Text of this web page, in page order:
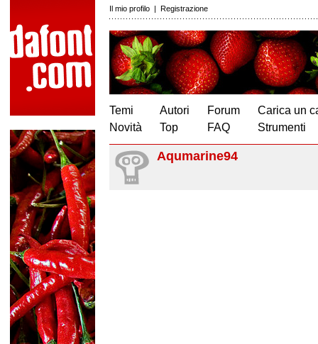
Il mio profilo | Registrazione
Temi
Novità
Autori
Top
Forum
FAQ
Carica un
Strumenti
Aqumarine94